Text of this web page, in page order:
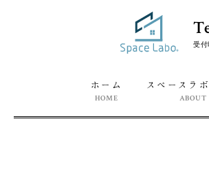
受
ホーム
HOME
スペースラ
ABOUT